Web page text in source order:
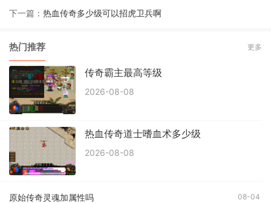
下一篇： 热血传奇多少级可以招虎卫兵啊
热门推荐 更多
传奇霸主最高等级
2026-08-08
热血传奇道士嗜血术多少级
2026-08-08
原始传奇灵魂加属性吗 08-04